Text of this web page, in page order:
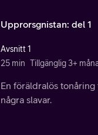
Upprorsgnistan: del 1
Avsnitt 1
25 min Tillgänglig 3+
En föräldralös
några slavar.